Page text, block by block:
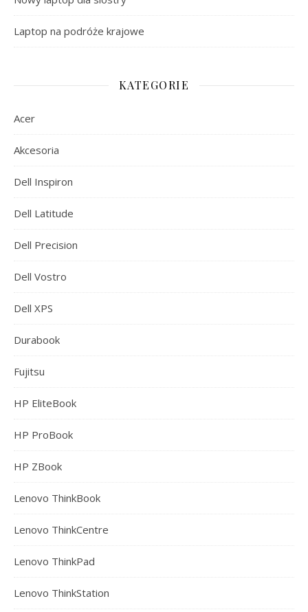
Laptop na podróże krajowe
KATEGORIE
Acer
Akcesoria
Dell Inspiron
Dell Latitude
Dell Precision
Dell Vostro
Dell XPS
Durabook
Fujitsu
HP EliteBook
HP ProBook
HP ZBook
Lenovo ThinkBook
Lenovo ThinkCentre
Lenovo ThinkPad
Lenovo ThinkStation